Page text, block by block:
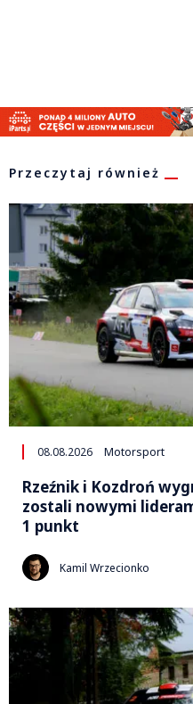
Przeczytaj również
08.08.2026 Motorsport
Rzeźnik i Kozdroń
zostali nowymi
1 punkt
Kamil Wrzecionko